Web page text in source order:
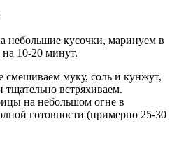
небольшие кусочки, маринуем в
на 10-20 минут.
смешиваем муку, соль и кунжут,
тщательно встряхиваем.
на небольшом огне в
готовности (примерно 25-30